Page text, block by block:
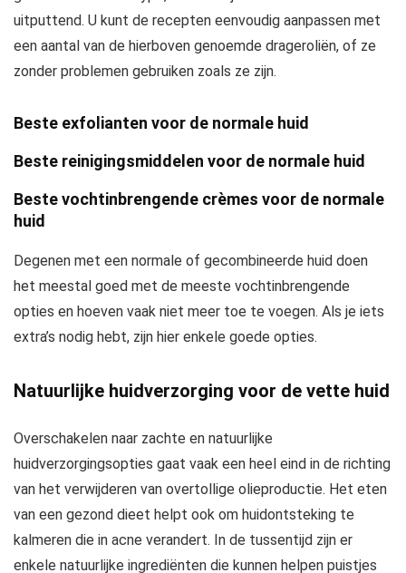
uitputtend. U kunt de recepten eenvoudig aanpassen met
een aantal van de hierboven genoemde drageroliën, of ze
zonder problemen gebruiken zoals ze zijn.
Beste exfolianten voor de normale huid
Beste reinigingsmiddelen voor de normale huid
Beste vochtinbrengende crèmes voor de normale
huid
Degenen met een normale of gecombineerde huid doen
het meestal goed met de meeste vochtinbrengende
opties en hoeven vaak niet meer toe te voegen. Als je iets
extra’s nodig hebt, zijn hier enkele goede opties.
Natuurlijke huidverzorging voor de vette huid
Overschakelen naar zachte en natuurlijke
huidverzorgingsopties gaat vaak een heel eind in de richting
van het verwijderen van overtollige olieproductie. Het eten
van een gezond dieet helpt ook om huidontsteking te
kalmeren die in acne verandert. In de tussentijd zijn er
enkele natuurlijke ingrediënten die kunnen helpen puistjes